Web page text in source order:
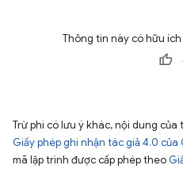
Thông tin này có hữu
Trừ phi có lưu ý khác, nội dung
Giấy phép ghi nhận tác giả 4.0
mã lập trình được cấp phép theo